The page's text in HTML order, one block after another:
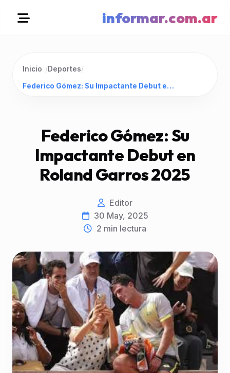
informar.com.ar
Inicio /Deportes/
Federico Gómez: Su Impactante Debut en Roland Garros 2025
Federico Gómez: Su
Impactante Debut en
Roland Garros 2025
Editor
30 May, 2025
2 min lectura